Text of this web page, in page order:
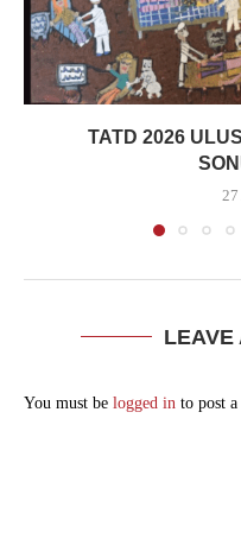
TATD 2026
LEAVE
You must be logged in to post a